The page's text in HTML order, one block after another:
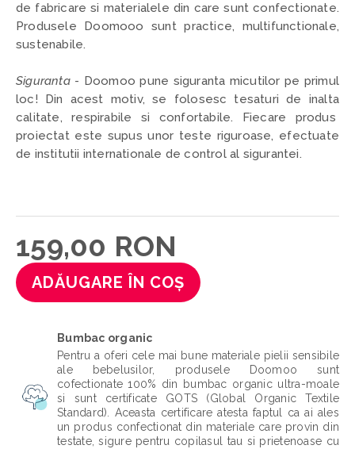
de fabricare si materialele din care sunt confectionate.
Produsele Doomooo sunt practice, multifunctionale,
sustenabile.
Siguranta- Doomoo pune siguranta micutilor pe primul
loc! Din acest motiv, se folosesc tesaturi de inalta
calitate, respirabile si confortabile. Fiecare produs
proiectat este supus unor teste riguroase, efectuate
de institutii internationale de control al sigurantei.
159,00 RON
ADĂUGARE ÎN COȘ
Bumbac organic
Pentru a oferi cele mai bune materiale pielii sensibile
ale bebelusilor, produsele Doomoo sunt
cofectionate 100% din bumbac organic ultra-moale
si sunt certificate GOTS (Global Organic Textile
Standard). Aceasta certificare atesta faptul ca ai ales
un produs confectionat din materiale care provin din
testate, sigure pentru copilasul tau si prietenoase cu